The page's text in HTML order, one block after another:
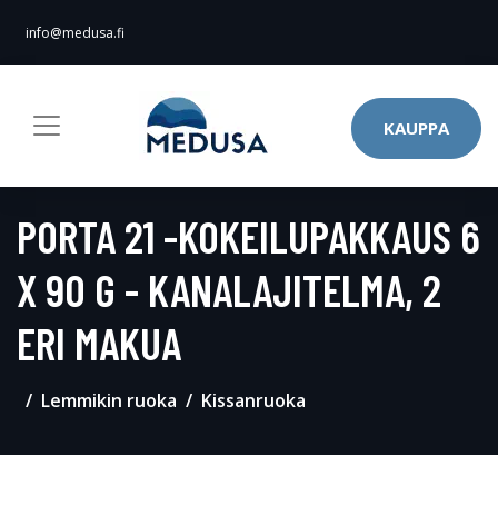
info@medusa.fi
KAUPPA
PORTA 21 -KOKEILUPAKKAUS 6
X 90 G - KANALAJITELMA, 2
ERI MAKUA
Lemmikin ruoka Kissanruoka